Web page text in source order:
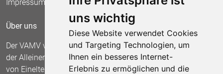
uns wichtig
Diese Website verwendet Cookies
und Targeting Technologien, um
Ihnen ein besseres Internet-
Erlebnis zu ermöglichen und die
Impressum
Über uns
Der VAMV vertritt seit 1967 die Interessen
der Alleinerziehenden und fordert die Anerkennung
von Einelternfamilien als gleichberechtigte